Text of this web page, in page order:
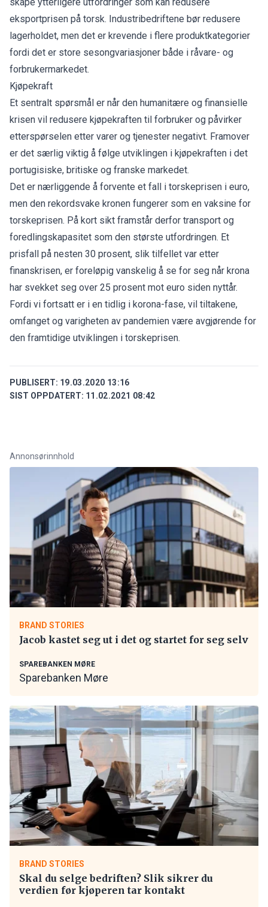
eksportprisen på torsk. Industribedriftene bør redusere
lagerholdet, men det er krevende i flere produktkategorier
fordi det er store sesongvariasjoner både i råvare- og
forbrukermarkedet.
Kjøpekraft
Et sentralt spørsmål er når den humanitære og finansielle
krisen vil redusere kjøpekraften til forbruker og påvirker
etterspørselen etter varer og tjenester negativt. Framover
er det særlig viktig å følge utviklingen i kjøpekraften i det
portugisiske, britiske og franske markedet.
Det er nærliggende å forvente et fall i torskeprisen i euro,
men den rekordsvake kronen fungerer som en vaksine for
torskeprisen. På kort sikt framstår derfor transport og
foredlingskapasitet som den største utfordringen. Et
prisfall på nesten 30 prosent, slik tilfellet var etter
finanskrisen, er foreløpig vanskelig å se for seg når krona
har svekket seg over 25 prosent mot euro siden nyttår.
Fordi vi fortsatt er i en tidlig i korona-fase, vil tiltakene,
omfanget og varigheten av pandemien være avgjørende for
den framtidige utviklingen i torskeprisen.
PUBLISERT: 19.03.2020 13:16
SIST OPPDATERT: 11.02.2021 08:42
Annonsørinnhold
BRAND STORIES
Jacob kastet seg ut i det og startet for seg selv
SPAREBANKEN MØRE
Sparebanken Møre
BRAND STORIES
Skal du selge bedriften? Slik sikrer du
verdien før kjøperen tar kontakt